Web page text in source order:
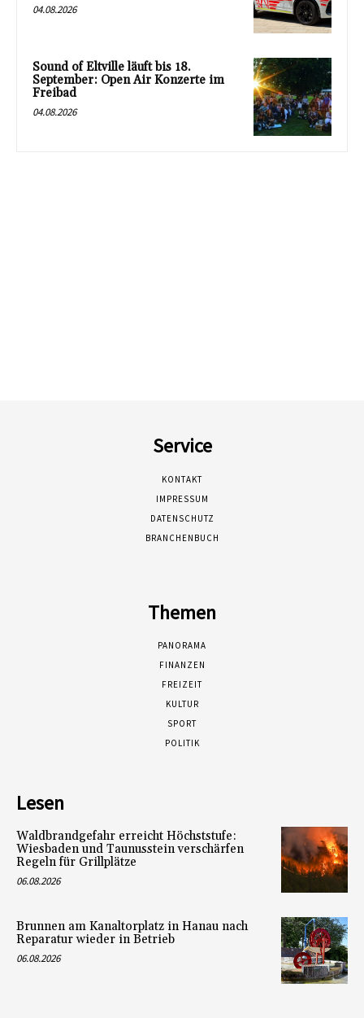
04.08.2026
Sound of Eltville läuft bis 18.
September: Open Air Konzerte im
Freibad
04.08.2026
Service
KONTAKT
IMPRESSUM
DATENSCHUTZ
BRANCHENBUCH
Themen
PANORAMA
FINANZEN
FREIZEIT
KULTUR
SPORT
POLITIK
Lesen
Waldbrandgefahr erreicht Höchststufe:
Wiesbaden und Taunusstein verschärfen
Regeln für Grillplätze
06.08.2026
Brunnen am Kanaltorplatz in Hanau nach
Reparatur wieder in Betrieb
06.08.2026